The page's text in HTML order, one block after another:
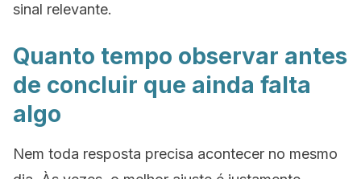
sinal relevante.
Quanto tempo observar antes
de concluir que ainda falta
algo
Nem toda resposta precisa acontecer no mesmo